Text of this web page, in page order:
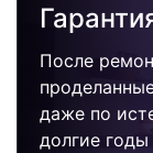
После
даже по
долгие